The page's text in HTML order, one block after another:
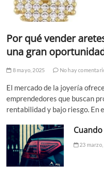
Por qué vender
una gran
8 mayo, 2025 No hay
El mercado de la joyería
emprendedores que buscan
rentabilidad y bajo riesgo. En
23 marzo,